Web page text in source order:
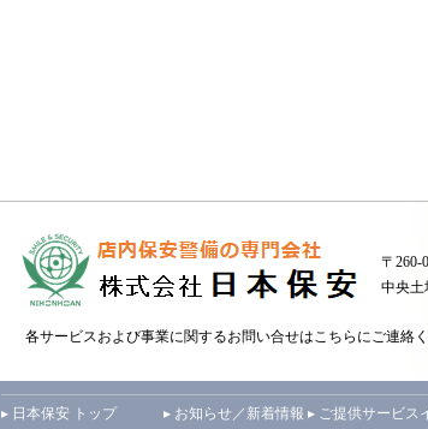
〒260-
中央土
各サービスおよび事業に関するお問い合せはこちらにご連絡く
▸ 日本保安 トップ ▸ お知らせ／新着情報 ▸ ご提供サービス